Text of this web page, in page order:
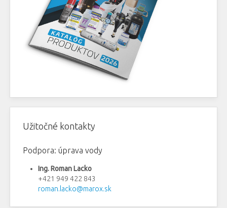
Užitočné kontakty
Podpora: úprava vody
Ing. Roman Lacko
+421 949 422 843
roman.lacko@marox.sk